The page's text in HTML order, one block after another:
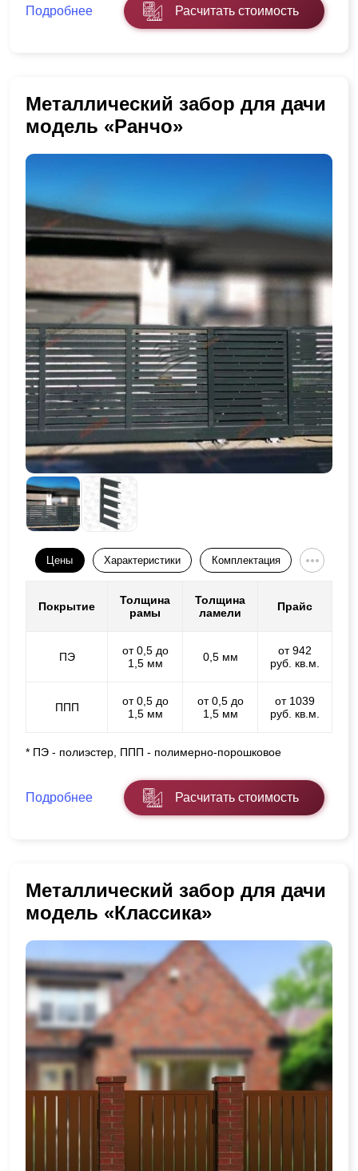
Подробнее Расчитать стоимость
Металлический забор для дачи
модель «Ранчо»
Цены Характеристики Комплектация
Покрытие
Толщина
рамы
Толщина
ламели
Прайс
ПЭ
от 0,5 до
1,5 мм
0,5 мм
от 942
руб. кв.м.
ППП
от 0,5 до
1,5 мм
от 0,5 до
1,5 мм
от 1039
руб. кв.м.
* ПЭ - полиэстер, ППП - полимерно-порошковое
Подробнее Расчитать стоимость
Металлический забор для дачи
модель «Классика»